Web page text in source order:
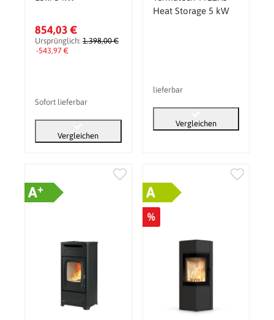
854,03 €
Ursprünglich: 1.398,00 €
-543,97 €
Sofort lieferbar
Vergleichen
Heat Storage 5 kW
lieferbar
Vergleichen
A+ A
%